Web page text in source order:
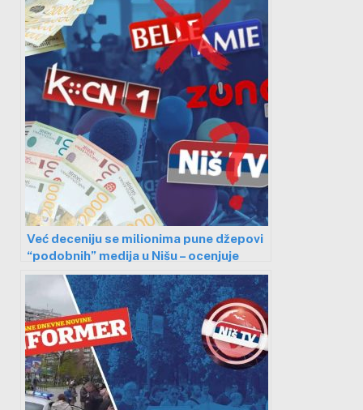
Već deceniju se milionima pune džepovi
“podobnih” medija u Nišu – ocenjuje
novinarka, a građani priznaju da toga
nisu ni svesni